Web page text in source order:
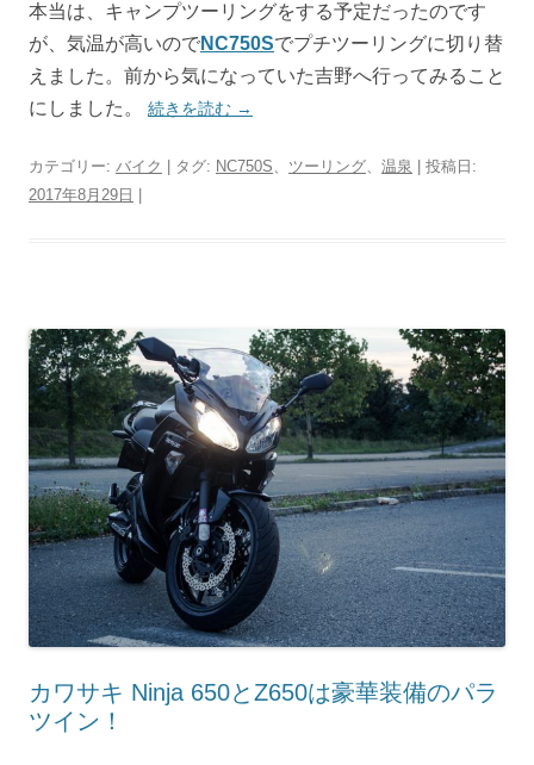
本当は、キャンプツーリングをする予定だったのです
が、気温が高いのでNC750Sでプチツーリングに切り替
えました。前から気になっていた吉野へ行ってみること
にしました。
続きを読む →
カテゴリー: バイク | タグ: NC750S、 ツーリング、 温泉
| 投稿日:
2017年8月29日
カワサキ Ninja 650とZ650は豪華装備のパラ
ツイン！